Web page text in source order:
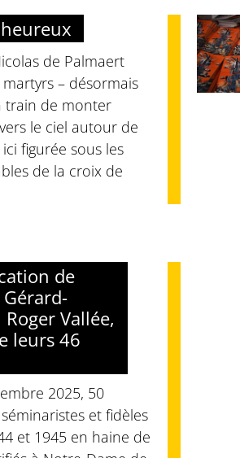
de Palmaert
– désormais
train de monter
le ciel autour de
figurée sous les
de la croix de
de
Vallée,
leurs 46
2025, 50
et fidèles
et 1945 en haine de